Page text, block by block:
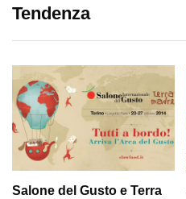
Tendenza
Salone del Gusto e Terra